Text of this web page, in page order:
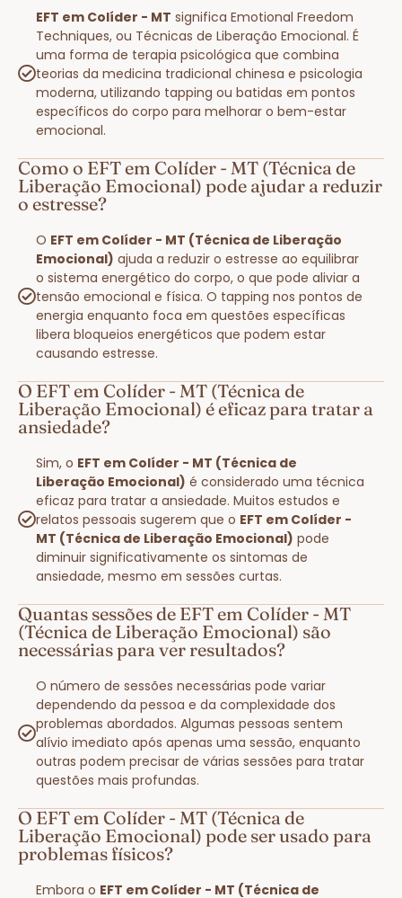
EFT em Colíder - MT significa Emotional Freedom
Techniques, ou Técnicas de Liberação Emocional. É
uma forma de terapia psicológica que combina
teorias da medicina tradicional chinesa e psicologia
moderna, utilizando tapping ou batidas em pontos
específicos do corpo para melhorar o bem-estar
emocional.
Como o EFT em Colíder - MT (Técnica de
Liberação Emocional) pode ajudar a reduzir
o estresse?
O EFT em Colíder - MT (Técnica de Liberação
Emocional) ajuda a reduzir o estresse ao equilibrar
o sistema energético do corpo, o que pode aliviar a
tensão emocional e física. O tapping nos pontos de
energia enquanto foca em questões específicas
libera bloqueios energéticos que podem estar
causando estresse.
O EFT em Colíder - MT (Técnica de
Liberação Emocional) é eficaz para tratar a
ansiedade?
Sim, o EFT em Colíder - MT (Técnica de
Liberação Emocional) é considerado uma técnica
eficaz para tratar a ansiedade. Muitos estudos e
relatos pessoais sugerem que o EFT em Colíder -
MT (Técnica de Liberação Emocional) pode
diminuir significativamente os sintomas de
ansiedade, mesmo em sessões curtas.
Quantas sessões de EFT em Colíder - MT
(Técnica de Liberação Emocional) são
necessárias para ver resultados?
O número de sessões necessárias pode variar
dependendo da pessoa e da complexidade dos
problemas abordados. Algumas pessoas sentem
alívio imediato após apenas uma sessão, enquanto
outras podem precisar de várias sessões para tratar
questões mais profundas.
O EFT em Colíder - MT (Técnica de
Liberação Emocional) pode ser usado para
problemas físicos?
Embora o EFT em Colíder - MT (Técnica de